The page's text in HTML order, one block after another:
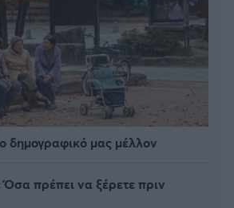
δημογραφικό μας μέλλον
Όσα πρέπει να ξέρετε πριν